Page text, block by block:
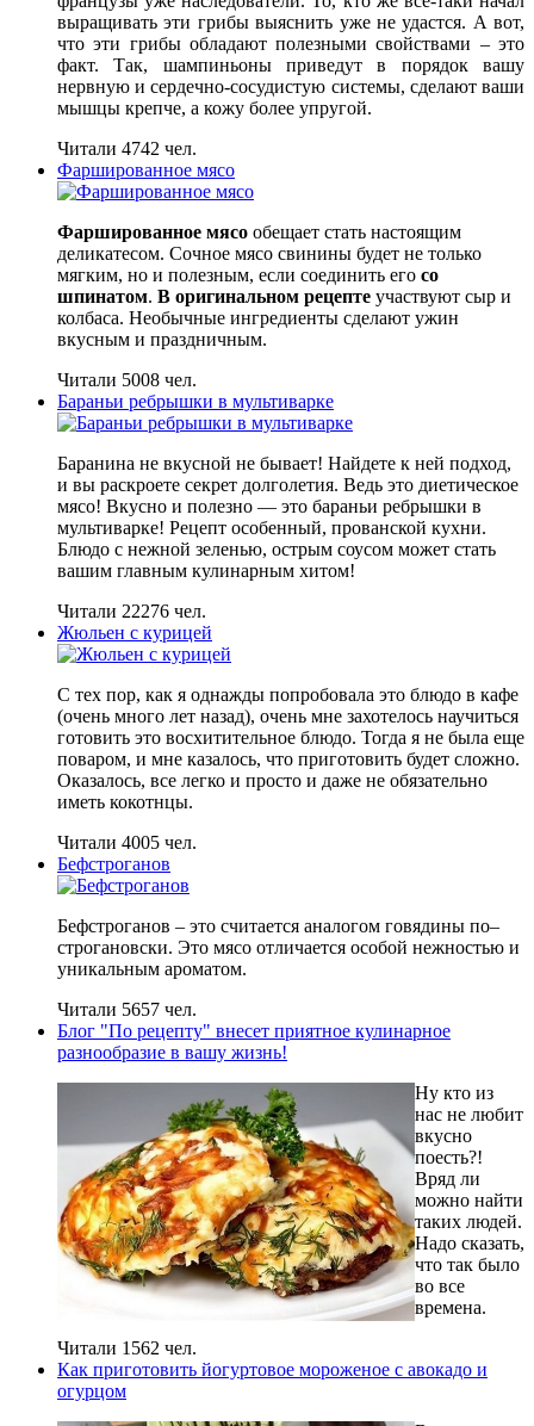
выращивать эти грибы выяснить уже не удастся. А вот,
что эти грибы обладают полезными свойствами – это
факт. Так, шампиньоны приведут в порядок вашу
нервную и сердечно-сосудистую системы, сделают ваши
мышцы крепче, а кожу более упругой.
Читали 4742 чел.
Фаршированное мясо
Фаршированное мясо обещает стать настоящим
деликатесом. Сочное мясо свинины будет не только
мягким, но и полезным, если соединить его со
шпинатом. В оригинальном рецепте участвуют сыр и
колбаса. Необычные ингредиенты сделают ужин
вкусным и праздничным.
Читали 5008 чел.
Бараньи ребрышки в мультиварке
Баранина не вкусной не бывает! Найдете к ней подход,
и вы раскроете секрет долголетия. Ведь это диетическое
мясо! Вкусно и полезно — это бараньи ребрышки в
мультиварке! Рецепт особенный, прованской кухни.
Блюдо с нежной зеленью, острым соусом может стать
вашим главным кулинарным хитом!
Читали 22276 чел.
Жюльен с курицей
С тех пор, как я однажды попробовала это блюдо в кафе
(очень много лет назад), очень мне захотелось научиться
готовить это восхитительное блюдо. Тогда я не была еще
поваром, и мне казалось, что приготовить будет сложно.
Оказалось, все легко и просто и даже не обязательно
иметь кокотнцы.
Читали 4005 чел.
Бефстроганов
Бефстроганов – это считается аналогом говядины по–
строгановски. Это мясо отличается особой нежностью и
уникальным ароматом.
Читали 5657 чел.
Блог "По рецепту" внесет приятное кулинарное
разнообразие в вашу жизнь!
Ну кто из
нас не любит
вкусно
поесть?!
Вряд ли
можно найти
таких людей.
Надо сказать,
что так было
во все
времена.
Читали 1562 чел.
Как приготовить йогуртовое мороженое с авокадо и
огурцом